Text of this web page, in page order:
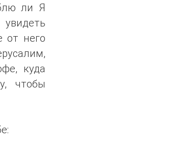
ли Я
от него
куда
чтобы